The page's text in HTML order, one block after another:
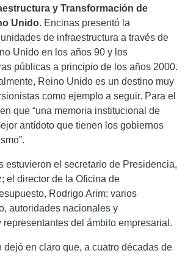
y Transformación de
Unido. Encinas presentó la
de infraestructura a través de
Unido en los años 90 y los
públicas a principio de los años 2000.
Reino Unido es un destino muy
como ejemplo a seguir. Para el
que “una memoria institucional de
antídoto que tienen los gobiernos
estuvieron el secretario de Presidencia,
el director de la Oficina de
Rodrigo Arim; varios
autoridades nacionales y
representantes del ámbito empresarial.
dejó en claro que, a cuatro décadas de